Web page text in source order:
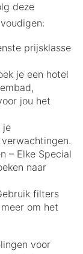
deze
prijsklasse
je een hotel
jou het
je
– Elke Special
naar
filters
om het
voor